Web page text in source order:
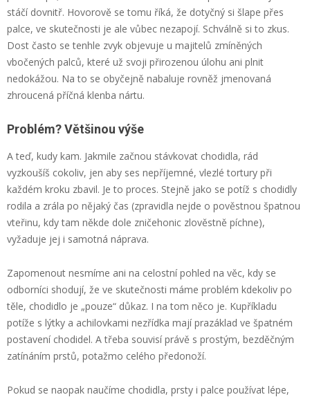
stáčí dovnitř. Hovorově se tomu říká, že dotyčný si šlape přes
palce, ve skutečnosti je ale vůbec nezapojí. Schválně si to zkus.
Dost často se tenhle zvyk objevuje u majitelů zmíněných
vbočených palců, které už svoji přirozenou úlohu ani plnit
nedokážou. Na to se obyčejně nabaluje rovněž jmenovaná
zhroucená příčná klenba nártu.
Problém? Většinou výše
A teď, kudy kam. Jakmile začnou stávkovat chodidla, rád
vyzkoušíš cokoliv, jen aby ses nepříjemné, vlezlé tortury při
každém kroku zbavil. Je to proces. Stejně jako se potíž s chodidly
rodila a zrála po nějaký čas (zpravidla nejde o pověstnou špatnou
vteřinu, kdy tam někde dole zničehonic zlověstně píchne),
vyžaduje jej i samotná náprava.
Zapomenout nesmíme ani na celostní pohled na věc, kdy se
odborníci shodují, že ve skutečnosti máme problém kdekoliv po
těle, chodidlo je „pouze“ důkaz. I na tom něco je. Kupříkladu
potíže s lýtky a achilovkami nezřídka mají prazáklad ve špatném
postavení chodidel. A třeba souvisí právě s prostým, bezděčným
zatínáním prstů, potažmo celého předonoží.
Pokud se naopak naučíme chodidla, prsty i palce používat lépe,